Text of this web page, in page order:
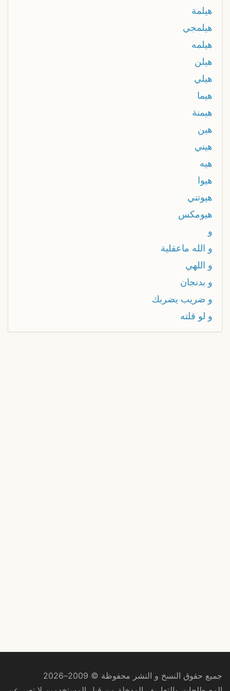
هيلمة
هيلمجي
هيلمه
هيلن
هيلي
هيما
هيمنة
هين
هيني
هيه
هيوا
هيوتني
هيومكس
و
و الله ماعقلية
و اللهي
و بدنجان
و ضريب يضربك
و لو قلته
جميع حقوق النسخ و النشر محفوظة © 2009–2026